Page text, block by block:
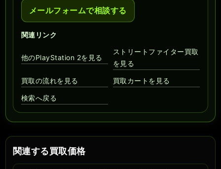
メールフォームで相談する
関連リンク
他のPlayStation 2を見る
ストリートファイター買取
を見る
買取の流れを見る 買取カートを見る
検索へ戻る
関連する買取価格